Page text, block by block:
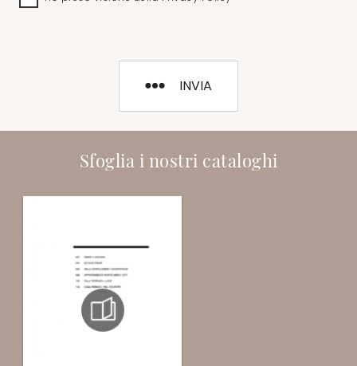
Sfoglia i nostri cataloghi
INVIA